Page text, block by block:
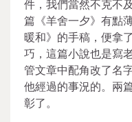
件，我們當然不克不
篇《羊舍一夕》有點
暖和》的手稿，便拿
巧，這篇小說也是寫
管文章中配角改了名
他經過的事況的。兩
彰了。